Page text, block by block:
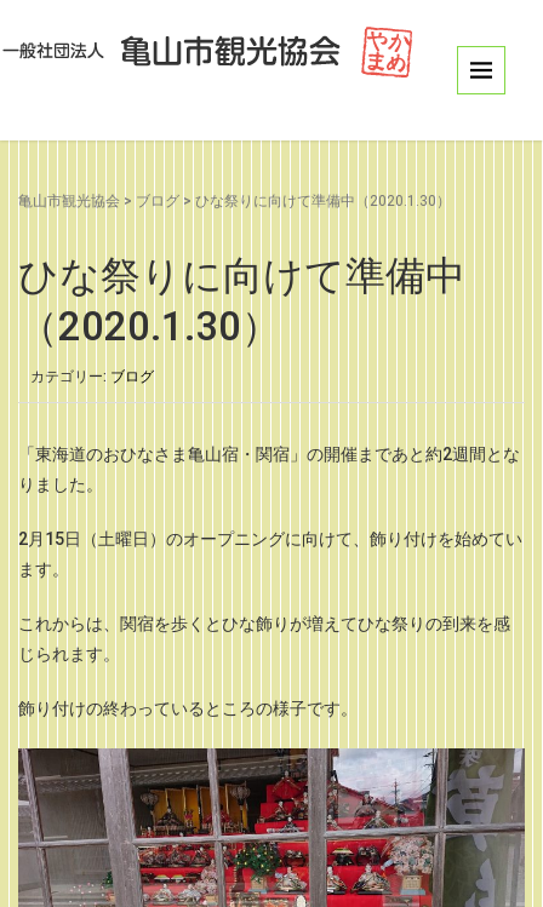
亀山市観光協会 > ブログ > ひな祭りに向けて準備中（2020.1.30）
ひな祭りに向けて準備中
（2020.1.30）
カテゴリー: ブログ
「東海道のおひなさま亀山宿・関宿」の開催まであと約2週間とな
りました。
2月15日（土曜日）のオープニングに向けて、飾り付けを始めてい
ます。
これからは、関宿を歩くとひな飾りが増えてひな祭りの到来を感
じられます。
飾り付けの終わっているところの様子です。